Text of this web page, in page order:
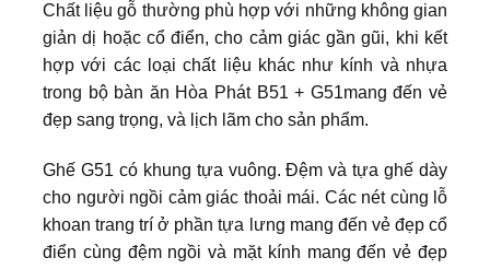
Chất liệu gỗ thường phù hợp với những không gian
giản dị hoặc cổ điển, cho cảm giác gần gũi, khi kết
hợp với các loại chất liệu khác như kính và nhựa
trong bộ bàn ăn Hòa Phát B51 + G51mang đến vẻ
đẹp sang trọng, và lịch lãm cho sản phẩm.
Ghế G51 có khung tựa vuông. Đệm và tựa ghế dày
cho người ngồi cảm giác thoải mái. Các nét cùng lỗ
khoan trang trí ở phần tựa lưng mang đến vẻ đẹp cổ
điển cùng đệm ngồi và mặt kính mang đến vẻ đẹp